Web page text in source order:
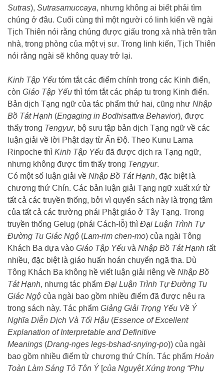
Sutras), Sutrasamuccaya, nhưng không ai biết phải tìm
chúng ở đâu. Cuối cùng thì một người có linh kiến về ngài
Tịch Thiên nói rằng chúng được giấu trong xà nhà trên trần
nhà, trong phòng của một vị sư. Trong linh kiến, Tịch Thiên
nói rằng ngài sẽ không quay trở lại.
Kinh Tập Yếu tóm tắt các điểm chính trong các Kinh điển,
còn Giáo Tập Yếu thì tóm tắt các pháp tu trong Kinh điển.
Bản dịch Tạng ngữ của tác phẩm thứ hai, cũng như Nhập
Bồ Tát Hạnh (Engaging in Bodhisattva Behavior), được
thấy trong Tengyur, bộ sưu tập bản dịch Tạng ngữ về các
luận giải về lời Phật dạy từ Ấn Độ. Theo Kunu Lama
Rinpoche thì Kinh Tập Yếu đã được dịch ra Tạng ngữ,
nhưng không được tìm thấy trong Tengyur.
Có một số luận giải về Nhập Bồ Tát Hạnh, đặc biệt là
chương thứ Chín. Các bản luận giải Tạng ngữ xuất xứ từ
tất cả các truyền thống, bởi vì quyển sách này là trọng tâm
của tất cả các trường phái Phật giáo ở Tây Tạng. Trong
truyền thống Gelug (phái Cách-lỗ) thì Đại Luận Trình Tự
Đường Tu Giác Ngộ (Lam-rim chen-mo) của ngài Tông
Khách Ba dựa vào Giáo Tập Yếu và Nhập Bồ Tát Hạnh rất
nhiều, đặc biệt là giáo huấn hoán chuyển ngã tha. Dù
Tông Khách Ba không hề viết luận giải riêng về Nhập Bồ
Tát Hạnh, nhưng tác phẩm Đại Luận Trình Tự Đường Tu
Giác Ngộ của ngài bao gồm nhiều điểm đã được nêu ra
trong sách này. Tác phẩm Giảng Giải Trọng Yếu Về Ý
Nghĩa Diễn Dịch Và Tối Hậu (Essence of Excellent
Explanation of Interpretable and Definitive
Meanings (Drang-nges legs-bshad-snying-po)) của ngài
bao gồm nhiều điểm từ chương thứ Chín. Tác phẩm Hoàn
Toàn Làm Sáng Tỏ Tôn Ý[của Nguyệt Xứng trong “Phụ